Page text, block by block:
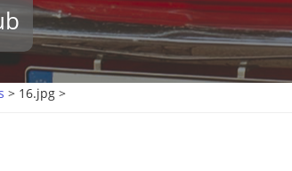
> 16.jpg >